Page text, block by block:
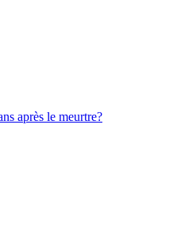
après le meurtre?